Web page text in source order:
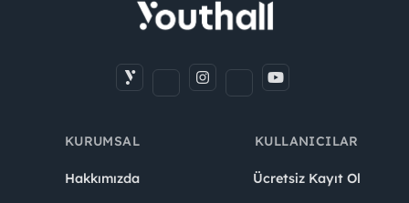
KURUMSAL
Hakkımızda
KULLANICILAR
Ücretsiz Kayıt Ol